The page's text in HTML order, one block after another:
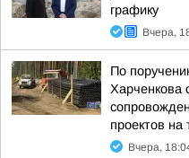
графику
Вчера,
По
Харченкова
проектов на
Вчера,